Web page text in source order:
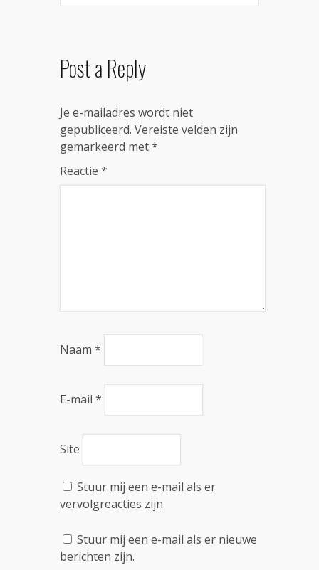
Post a Reply
Je e-mailadres wordt niet
gepubliceerd. Vereiste velden zijn
gemarkeerd met*
Reactie *
Naam *
E-mail *
Site
Stuur mij een e-mail als er
vervolgreacties zijn.
Stuur mij een e-mail als er nieuwe
berichten zijn.